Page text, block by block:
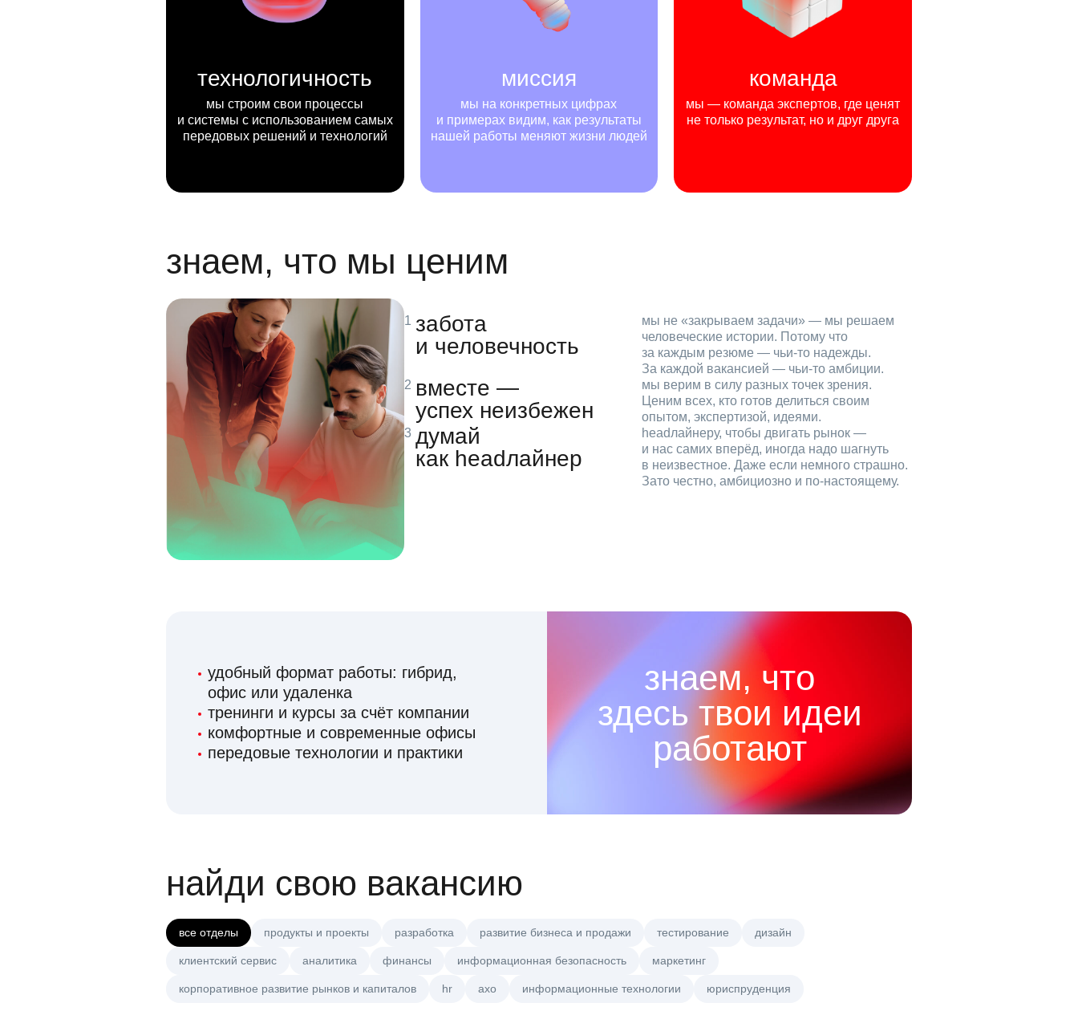
технологичность
мы строим свои процессы
и системы с использованием самых
передовых решений и технологий
миссия
мы на конкретных цифрах
и примерах видим, как результаты
нашей работы меняют жизни людей
команда
мы — команда экспертов, где ценят
не только результат, но и друг друга
знаем, что мы ценим
забота
и человечность
мы не «закрываем задачи» — мы решаем
человеческие истории. Потому что
за каждым резюме — чьи‑то надежды.
За каждой вакансией — чьи‑то амбиции.
вместе —
успех неизбежен
мы верим в силу разных точек зрения.
Ценим всех, кто готов делиться своим
опытом, экспертизой, идеями.
думай
как headлайнер
headлайнеру, чтобы двигать рынок —
и нас самих вперёд, иногда надо шагнуть
в неизвестное. Даже если немного страшно.
Зато честно, амбициозно и по‑настоящему.
удобный формат работы: гибрид,
офис или удаленка
тренинги и курсы за счёт компании
комфортные и современные офисы
передовые технологии и практики
знаем, что
здесь твои идеи
работают
найди свою вакансию
все отделы продукты и проекты разработка развитие бизнеса и продажи тестирование дизайн
клиентский сервис аналитика финансы информационная безопасность маркетинг
корпоративное развитие рынков и капиталов hr axo информационные технологии юриспруденция